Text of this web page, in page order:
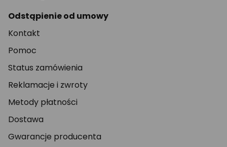
Odstąpienie od umowy
Kontakt
Pomoc
Status zamówienia
Reklamacje i zwroty
Metody płatności
Dostawa
Gwarancje producenta